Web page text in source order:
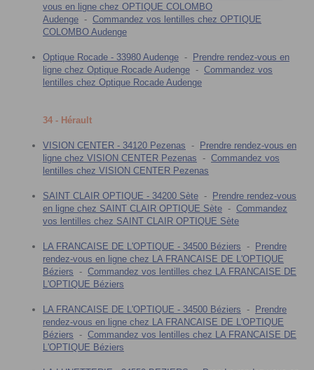
vous en ligne chez OPTIQUE COLOMBO
Audenge - Commandez vos lentilles chez OPTIQUE
COLOMBO Audenge
Optique Rocade - 33980 Audenge -
Prendre rendez-vous en
ligne chez Optique Rocade Audenge - Commandez vos
lentilles chez Optique Rocade Audenge
34 - Hérault
VISION CENTER - 34120 Pezenas -
Prendre rendez-vous en
ligne chez VISION CENTER Pezenas - Commandez vos
lentilles chez VISION CENTER Pezenas
SAINT CLAIR OPTIQUE - 34200 Sète -
Prendre rendez-vous
en ligne chez SAINT CLAIR OPTIQUE Sète - Commandez
vos lentilles chez SAINT CLAIR OPTIQUE Sète
LA FRANCAISE DE L'OPTIQUE - 34500 Béziers -
Prendre
rendez-vous en ligne chez LA FRANCAISE DE L'OPTIQUE
Béziers - Commandez vos lentilles chez LA FRANCAISE DE
L'OPTIQUE Béziers
LA FRANCAISE DE L'OPTIQUE - 34500 Béziers -
Prendre
rendez-vous en ligne chez LA FRANCAISE DE L'OPTIQUE
Béziers - Commandez vos lentilles chez LA FRANCAISE DE
L'OPTIQUE Béziers